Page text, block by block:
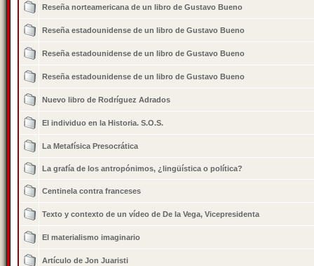
Reseña norteamericana de un libro de Gustavo Bueno
Reseña estadounidense de un libro de Gustavo Bueno
Reseña estadounidense de un libro de Gustavo Bueno
Reseña estadounidense de un libro de Gustavo Bueno
Nuevo libro de Rodríguez Adrados
El individuo en la Historia. S.O.S.
La Metafísica Presocrática
La grafía de los antropónimos, ¿lingüística o política?
Centinela contra franceses
Texto y contexto de un vídeo de De la Vega, Vicepresidenta
El materialismo imaginario
Artículo de Jon Juaristi